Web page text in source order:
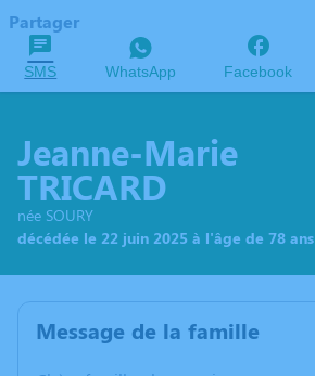
Partager
SMS WhatsApp Facebook
Jeanne-Marie
TRICARD
née SOURY
décédée le 22 juin 2025 à l'âge de 78 ans
Message de la famille